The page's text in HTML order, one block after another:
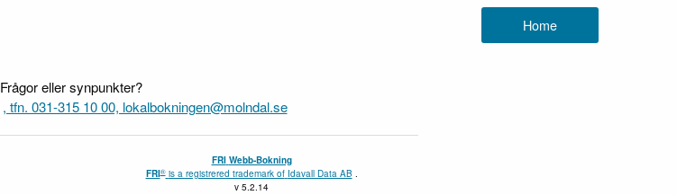
Frågor eller synpunkter?
, tfn. 031-315 10 00, lokalbokningen@molndal.se
FRI Webb-Bokning
FRI® is a registrered trademark of Idavall Data AB .
v 5.2.14